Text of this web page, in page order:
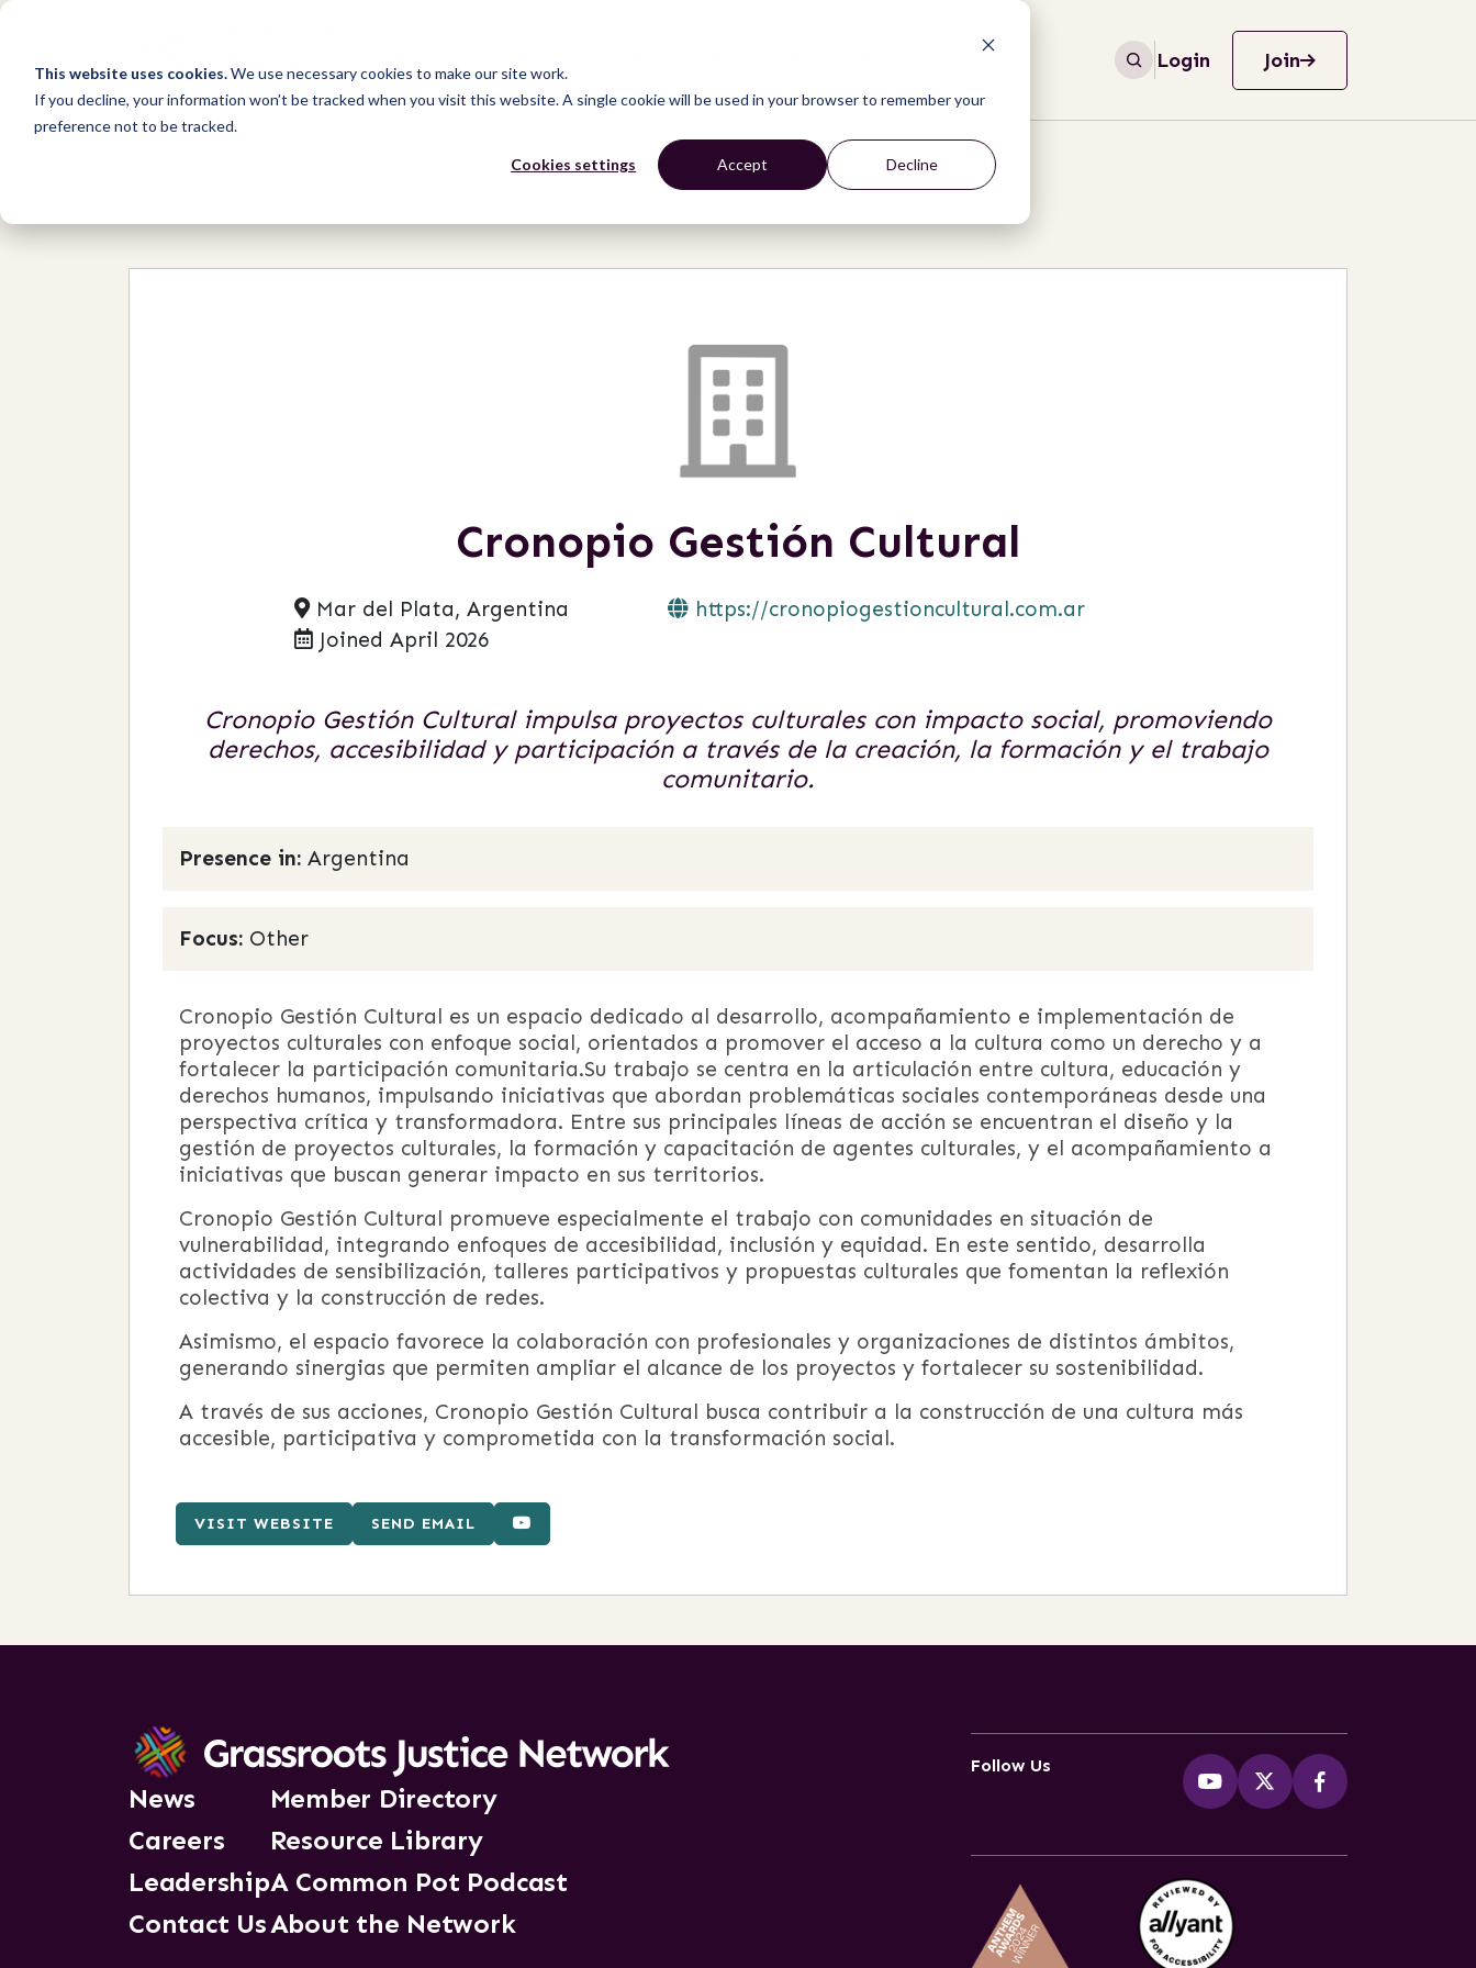
This website uses cookies.We use necessary cookies to make our site work.
If you decline, your information won’t be tracked when you visit this website. A single cookie will be used in your browser to remember your
preference not to be tracked.
Cookies settings Accept Decline
Login Join
Cronopio Gestión Cultural
Mar del Plata, Argentina
Joined April 2026
https://cronopiogestioncultural.com.ar
Cronopio Gestión Cultural impulsa proyectos culturales con impacto social, promoviendo
derechos, accesibilidad y participación a través de la creación, la formación y el trabajo
comunitario.
Presence in: Argentina
Focus: Other
Cronopio Gestión Cultural es un espacio dedicado al desarrollo, acompañamiento e implementación de
proyectos culturales con enfoque social, orientados a promover el acceso a la cultura como un derecho y a
fortalecer la participación comunitaria.Su trabajo se centra en la articulación entre cultura, educación y
derechos humanos, impulsando iniciativas que abordan problemáticas sociales contemporáneas desde una
perspectiva crítica y transformadora. Entre sus principales líneas de acción se encuentran el diseño y la
gestión de proyectos culturales, la formación y capacitación de agentes culturales, y el acompañamiento a
iniciativas que buscan generar impacto en sus territorios.
Cronopio Gestión Cultural promueve especialmente el trabajo con comunidades en situación de
vulnerabilidad, integrando enfoques de accesibilidad, inclusión y equidad. En este sentido, desarrolla
actividades de sensibilización, talleres participativos y propuestas culturales que fomentan la reflexión
colectiva y la construcción de redes.
Asimismo, el espacio favorece la colaboración con profesionales y organizaciones de distintos ámbitos,
generando sinergias que permiten ampliar el alcance de los proyectos y fortalecer su sostenibilidad.
A través de sus acciones, Cronopio Gestión Cultural busca contribuir a la construcción de una cultura más
accesible, participativa y comprometida con la transformación social.
VISIT WEBSITE SEND EMAIL
News
Careers
Leadership
Contact Us
Member Directory
Resource Library
A Common Pot Podcast
About the Network
Follow Us